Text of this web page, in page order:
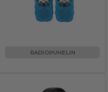
RADIOPUHELIN